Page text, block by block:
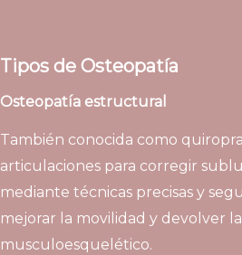
Tipos de Osteopatía
Osteopatía estructural
También conocida como
articulaciones para corregir
mediante técnicas precisas y
mejorar la movilidad y devolver
musculoesquelético.